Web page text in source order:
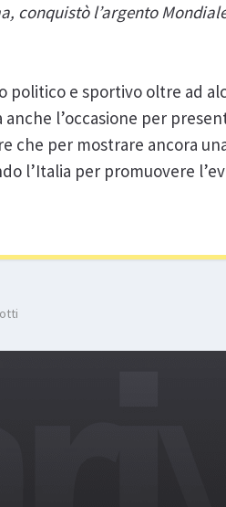
conquistò l’argento
politico e sportivo oltre ad
l’occasione per
che per mostrare ancora
l’Italia per promuovere